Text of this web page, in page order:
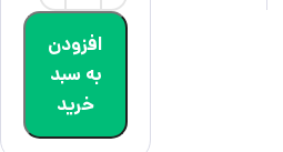
افزودن
به سبد
خرید